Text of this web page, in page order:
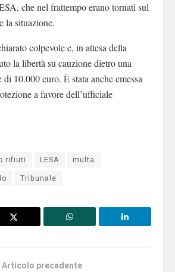
che nel frattempo erano tornati sul
la situazione.
colpevole e, in attesa della
la libertà su cauzione dietro una
di 10.000 euro. È stata anche emessa
a favore dell’ufficiale
rifiuti LESA
multa
Tribunale
Articolo precedente